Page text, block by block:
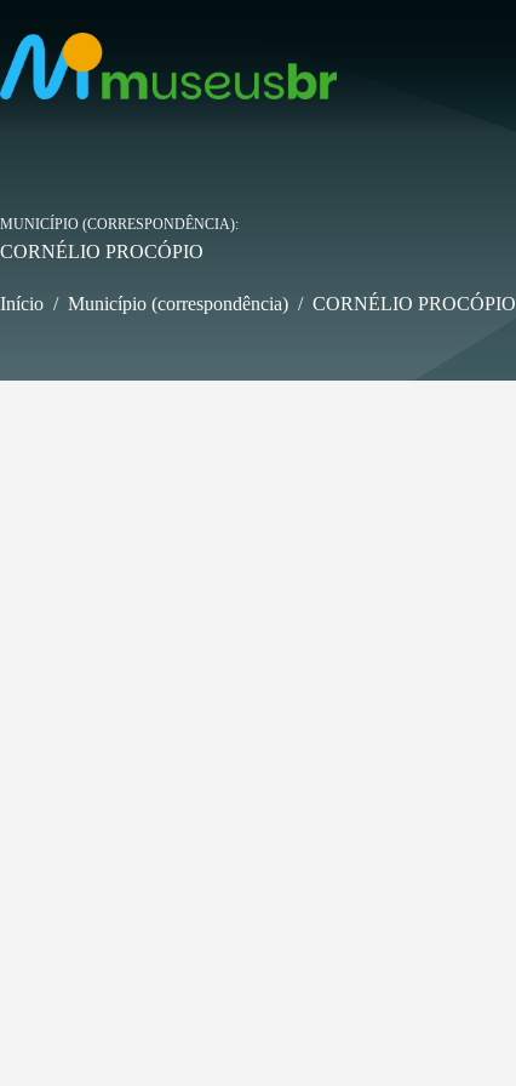
para
conteúdo
MUNICÍPIO (CORRESPONDÊNCIA)
CORNÉLIO PROCÓPIO
Início / Município (correspondência) / CORNÉLIO PROCÓPIO